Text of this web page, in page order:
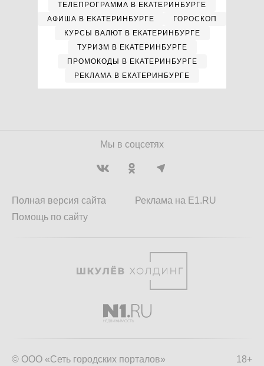
ТЕЛЕПРОГРАММА В ЕКАТЕРИНБУРГЕ
АФИША В ЕКАТЕРИНБУРГЕ
ГОРОСКОП
КУРСЫ ВАЛЮТ В ЕКАТЕРИНБУРГЕ
ТУРИЗМ В ЕКАТЕРИНБУРГЕ
ПРОМОКОДЫ В ЕКАТЕРИНБУРГЕ
РЕКЛАМА В ЕКАТЕРИНБУРГЕ
Мы в соцсетях
Полная версия сайта
Помощь по сайту
Реклама на E1.RU
18+
© ООО «Сеть городских порталов»